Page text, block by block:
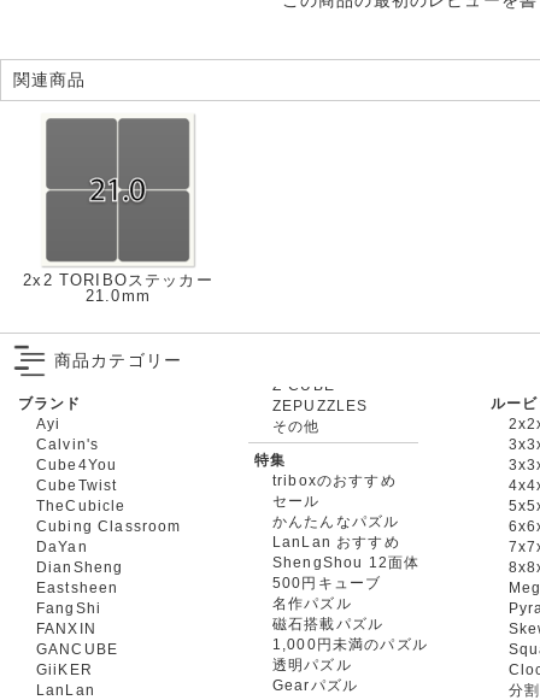
関連商品
2x2 TORIBOステッカー
21.0mm
商品カテゴリー
ブランド
Ayi
Calvin's
Cube4You
CubeTwist
TheCubicle
Cubing Classroom
DaYan
DianSheng
Eastsheen
FangShi
FANXIN
GANCUBE
GiiKER
LanLan
ZEPUZZLES
その他
特集
triboxのおすすめ
セール
かんたんなパズル
LanLan おすすめ
ShengShou 12面体
500円キューブ
名作パズル
磁石搭載パズル
1,000円未満のパズル
透明パズル
Gearパズル
ルー
分